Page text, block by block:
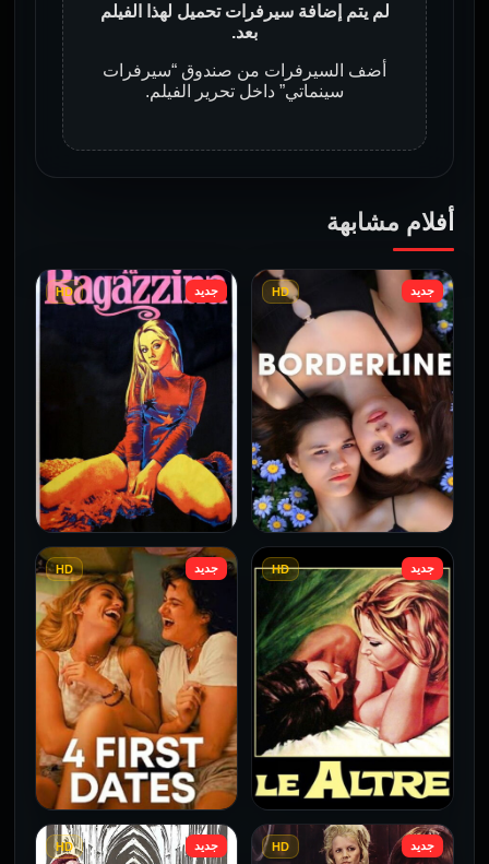
لم يتم إضافة سيرفرات تحميل لهذا الفيلم
بعد.
أضف السيرفرات من صندوق “سيرفرات
سينماتي” داخل تحرير الفيلم.
أفلام مشابهة
جديد HD
فيلم Borderline مترجم
للكبار فقط
2026
جديد HD
فيلم Monika مترجم للكبار
فقط
2026
جديد HD جديد HD
جديد HD جديد HD